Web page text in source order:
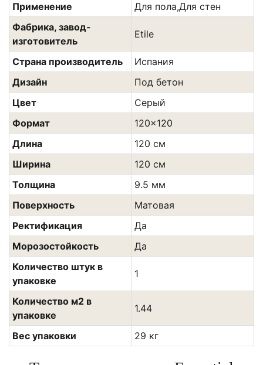
Применение
Для пола,Для стен
Фабрика, завод-
изготовитель
Etile
Страна производитель
Испания
Дизайн
Под бетон
Цвет
Сeрый
Формат
120x120
Длина
120 см
Ширина
120 см
Толщина
9.5 мм
Поверхность
Матовая
Ректификация
Да
Морозостойкость
Да
Количество штук в
упаковке
1
Количество м2 в
упаковке
1.44
Вес упаковки 29 кг